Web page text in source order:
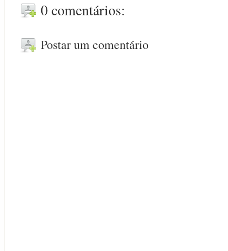
0 comentários:
Postar um comentário